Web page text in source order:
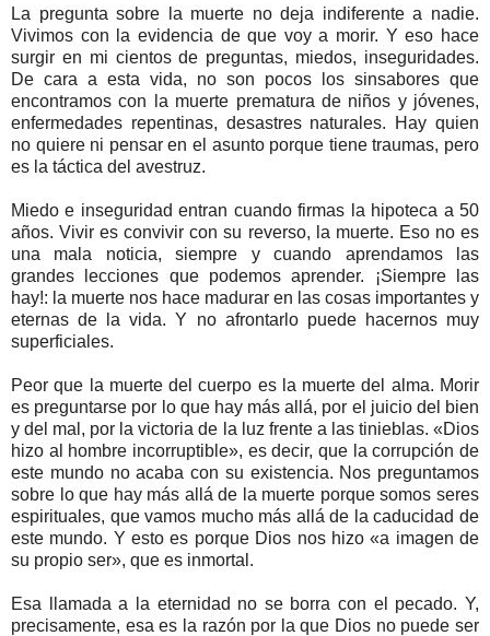
La pregunta sobre la muerte no deja indiferente a nadie.
Vivimos con la evidencia de que voy a morir. Y eso hace
surgir en mi cientos de preguntas, miedos, inseguridades.
De cara a esta vida, no son pocos los sinsabores que
encontramos con la muerte prematura de niños y jóvenes,
enfermedades repentinas, desastres naturales. Hay quien
no quiere ni pensar en el asunto porque tiene traumas, pero
es la táctica del avestruz.
Miedo e inseguridad entran cuando firmas la hipoteca a 50
años. Vivir es convivir con su reverso, la muerte. Eso no es
una mala noticia, siempre y cuando aprendamos las
grandes lecciones que podemos aprender. ¡Siempre las
hay!: la muerte nos hace madurar en las cosas importantes y
eternas de la vida. Y no afrontarlo puede hacernos muy
superficiales.
Peor que la muerte del cuerpo es la muerte del alma. Morir
es preguntarse por lo que hay más allá, por el juicio del bien
y del mal, por la victoria de la luz frente a las tinieblas. «Dios
hizo al hombre incorruptible», es decir, que la corrupción de
este mundo no acaba con su existencia. Nos preguntamos
sobre lo que hay más allá de la muerte porque somos seres
espirituales, que vamos mucho más allá de la caducidad de
este mundo. Y esto es porque Dios nos hizo «a imagen de
su propio ser», que es inmortal.
Esa llamada a la eternidad no se borra con el pecado. Y,
precisamente, esa es la razón por la que Dios no puede ser